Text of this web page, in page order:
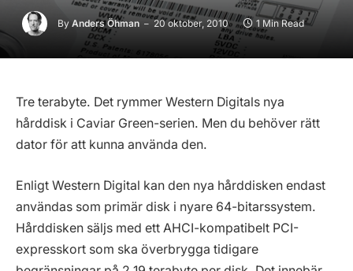
By Anders Öhman 20 oktober, 2010 1 Min Read
Tre terabyte. Det rymmer Western Digitals nya
hårddisk i Caviar Green-serien. Men du behöver rätt
dator för att kunna använda den.
Enligt Western Digital kan den nya hårddisken endast
användas som primär disk i nyare 64-bitarssystem.
Hårddisken säljs med ett AHCI-kompatibelt PCI-
expresskort som ska överbrygga tidigare